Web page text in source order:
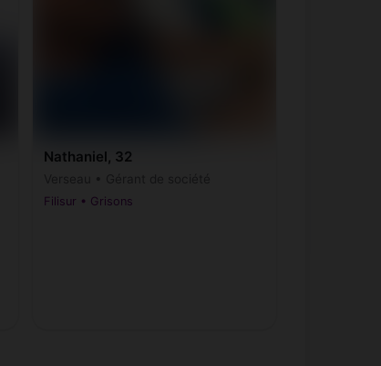
Nathaniel, 32
Filisur • Grisons